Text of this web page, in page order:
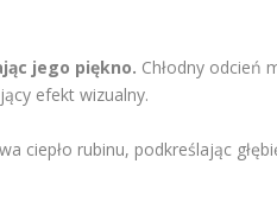
jego piękno. Chłodny odcień
efekt wizualny.
ciepło rubinu, podkreślając